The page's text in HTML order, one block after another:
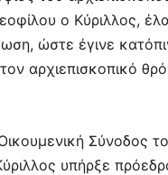
ο Κύριλλος,
ώστε έγινε
αρχιεπισκοπικό
Σύνοδος
υπήρξε